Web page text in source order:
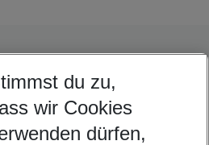
du zu,
wir Cookies
dürfen,